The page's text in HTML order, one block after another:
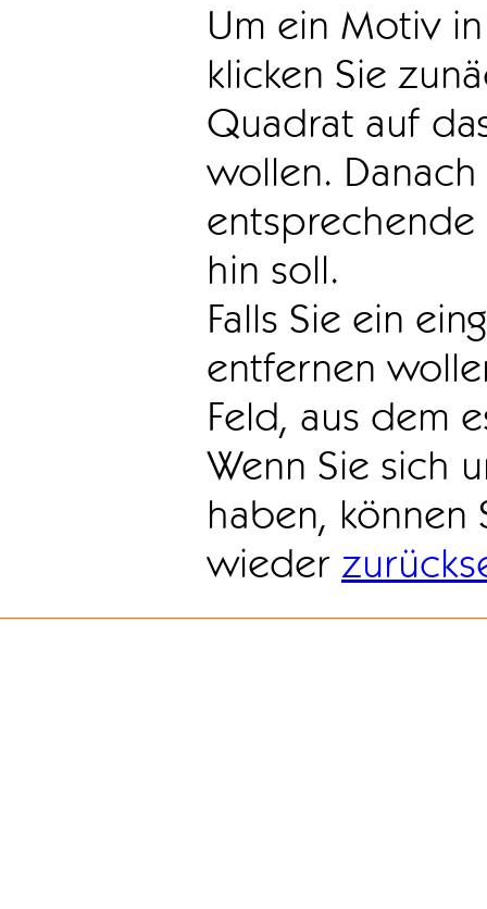
Um ein Motiv
klicken Sie
Quadrat auf
wollen.
hin soll.
Falls Sie ein
entfernen
Feld, aus dem
Wenn Sie sich
haben, können
wieder